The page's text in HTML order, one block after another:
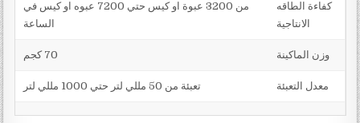
كفاءة الطاقه
الانتاجية
من 3200 عبوة او كيس حتي 7200 عبوه او كيس في
الساعة
وزن الماكينة 70 كجم
معدل التعبئة تعبئة من 50 مللي لتر حتي 1000 مللي لتر